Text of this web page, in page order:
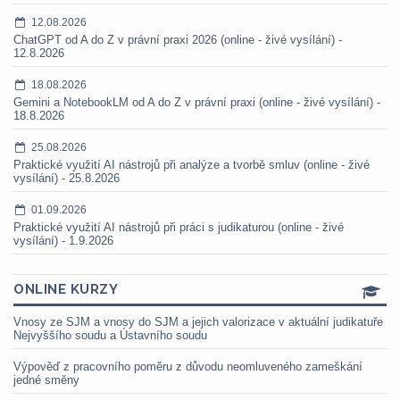
12.08.2026
ChatGPT od A do Z v právní praxi 2026 (online - živé vysílání) -
12.8.2026
18.08.2026
Gemini a NotebookLM od A do Z v právní praxi (online - živé vysílání) -
18.8.2026
25.08.2026
Praktické využití AI nástrojů při analýze a tvorbě smluv (online - živé
vysílání) - 25.8.2026
01.09.2026
Praktické využití AI nástrojů při práci s judikaturou (online - živé
vysílání) - 1.9.2026
ONLINE KURZY
Vnosy ze SJM a vnosy do SJM a jejich valorizace v aktuální judikatuře
Nejvyššího soudu a Ústavního soudu
Výpověď z pracovního poměru z důvodu neomluveného zameškání
jedné směny